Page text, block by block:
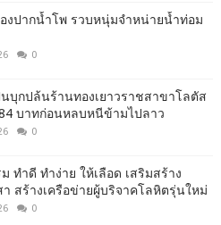
องปากน้ำโพ รวบหนุ่มจำหน่ายน้ำท่อม
0
บุกปล้นร้านทองเยาวราชสาขาโลตัส
บาทก่อนหลบหนีข้ามไปลาว
0
ทำดี ทำง่าย ให้เลือด เสริมสร้าง
า สร้างเครือข่ายผู้บริจาคโลหิตรุ่นใหม่
0